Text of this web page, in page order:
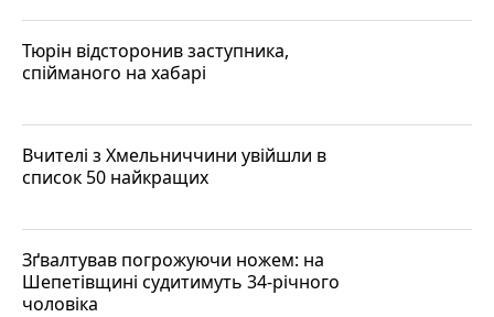
Тюрін відсторонив заступника,
спійманого на хабарі
Вчителі з Хмельниччини увійшли в
список 50 найкращих
Зґвалтував погрожуючи ножем: на
Шепетівщині судитимуть 34-річного
чоловіка